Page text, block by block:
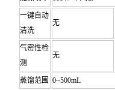
一键自动
清洗
无
气密性检
测
无
蒸馏范围 0~500mL